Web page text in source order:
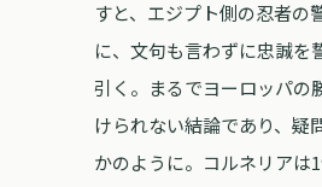
すと、エジプト側の忍者の
に、文句も言わずに忠誠を
引く。まるでヨーロッパの
けられない結論であり、疑
かのように。コルネリアは